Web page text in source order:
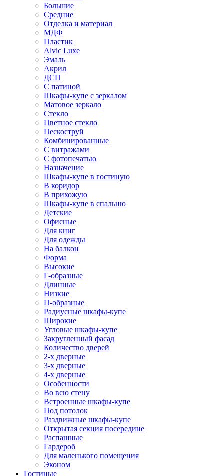
Большие
Средние
Отделка и материал
МДФ
Пластик
Alvic Luxe
Эмаль
Акрил
ДСП
С патиной
Шкафы-купе с зеркалом
Матовое зеркало
Стекло
Цветное стекло
Пескоструй
Комбинированные
С витражами
С фотопечатью
Назначение
Шкафы-купе в гостиную
В коридор
В прихожую
Шкафы-купе в спальню
Детские
Офисные
Для книг
Для одежды
На балкон
Форма
Высокие
Г-образные
Длинные
Низкие
П-образные
Радиусные шкафы-купе
Широкие
Угловые шкафы-купе
Закругленный фасад
Количество дверей
2-х дверные
3-х дверные
4-х дверные
Особенности
Во всю стену
Встроенные шкафы-купе
Под потолок
Раздвижные шкафы-купе
Открытая секция посередине
Распашные
Гардероб
Для маленького помещения
Эконом
Гостиные